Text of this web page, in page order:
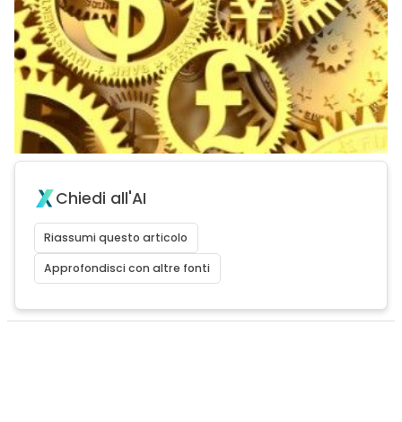
Chiedi all'AI
Riassumi questo articolo
Approfondisci con altre fonti